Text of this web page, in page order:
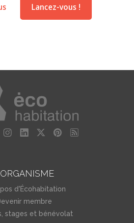
Lancez-vous !
d'Écohabitation
membre
stages et bénévolat